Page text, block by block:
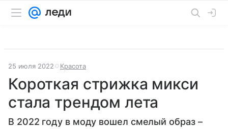
25 июля 2022 Красота
Короткая стрижка микси
стала трендом лета
В 2022 году в моду вошел смелый образ –